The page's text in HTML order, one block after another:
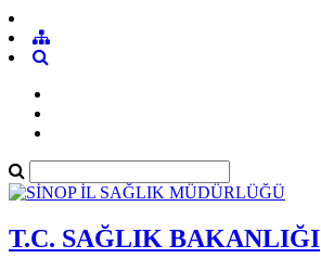
T.C. SAĞLIK BAKANLIĞI